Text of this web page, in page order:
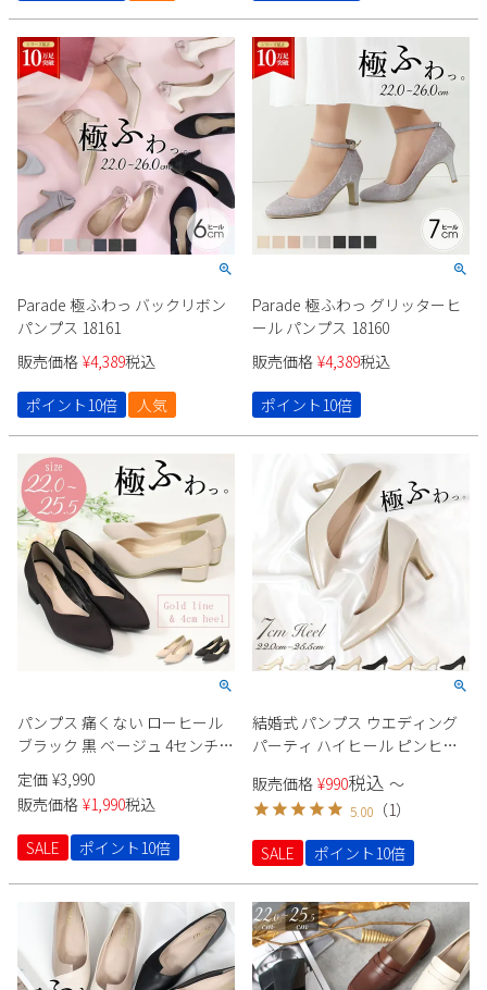
Parade 極ふわっ バックリボン
パンプス 18161
販売価格 ¥4,389税込
ポイント10倍
人気
Parade 極ふわっ グリッターヒ
ール パンプス 18160
販売価格 ¥4,389税込
ポイント10倍
パンプス 痛くない ローヒール
ブラック 黒 ベージュ 4センチ
太ヒール セレモニー パーティ
ー ポインテッドトゥ 飾り 22095
Vカット 極ふわっ Parade
定価 ¥3,990
販売価格 ¥1,990税込
SALE
ポイント10倍
結婚式 パンプス ウエディング
パーティ ハイヒール ピンヒー
22091 ラメ スエード 生地 極ふ
わっ Parade シンプル きれいめ
セレモニー オケージョン
販売価格 ¥990税込 〜
5.00 （1）
SALE
ポイント10倍